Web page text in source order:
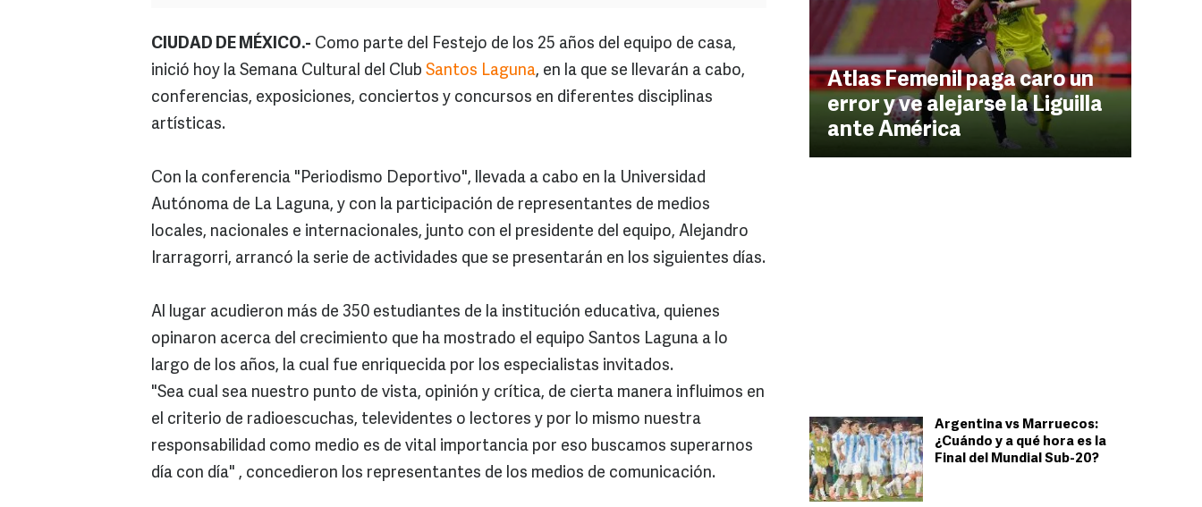
Atlas Femenil paga caro un
error y ve alejarse la Liguilla
ante América
Argentina vs Marruecos:
¿Cuándo y a qué hora es la
Final del Mundial Sub-20?
CIUDAD DE MÉXICO.- Como parte del Festejo de los 25 años del equipo de casa,
inició hoy la Semana Cultural del Club Santos Laguna, en la que se llevarán a cabo,
conferencias, exposiciones, conciertos y concursos en diferentes disciplinas
artísticas.
Con la conferencia "Periodismo Deportivo", llevada a cabo en la Universidad
Autónoma de La Laguna, y con la participación de representantes de medios
locales, nacionales e internacionales, junto con el presidente del equipo, Alejandro
Irarragorri, arrancó la serie de actividades que se presentarán en los siguientes días.
Al lugar acudieron más de 350 estudiantes de la institución educativa, quienes
opinaron acerca del crecimiento que ha mostrado el equipo Santos Laguna a lo
largo de los años, la cual fue enriquecida por los especialistas invitados.
"Sea cual sea nuestro punto de vista, opinión y crítica, de cierta manera influimos en
el criterio de radioescuchas, televidentes o lectores y por lo mismo nuestra
responsabilidad como medio es de vital importancia por eso buscamos superarnos
día con día" , concedieron los representantes de los medios de comunicación.